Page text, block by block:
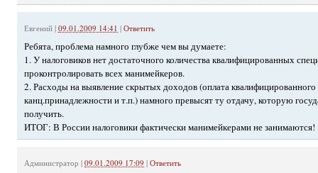
Евгений | 09.01.2009 14:41 | Ответить
Ребята, проблема намного глубже чем вы думаете:
1. У налоговиков нет достаточного количества квалифицированных
проконтролировать всех манимейкеров.
2. Расходы на выявление скрытых доходов (оплата квалифицированного
канц.принадлежности и т.п.) намного превысят ту отдачу, которую
получить.
ИТОГ: В России налоговики фактически манимейкерами не занимаются!
Администратор | 09.01.2009 17:09 | Ответить